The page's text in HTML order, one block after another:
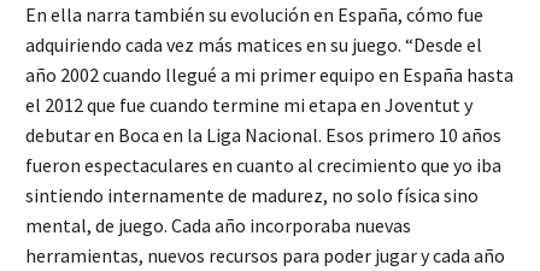
En ella narra también su evolución en España, cómo fue
adquiriendo cada vez más matices en su juego. “Desde el
año 2002 cuando llegué a mi primer equipo en España hasta
el 2012 que fue cuando termine mi etapa en Joventut y
debutar en Boca en la Liga Nacional. Esos primero 10 años
fueron espectaculares en cuanto al crecimiento que yo iba
sintiendo internamente de madurez, no solo física sino
mental, de juego. Cada año incorporaba nuevas
herramientas, nuevos recursos para poder jugar y cada año